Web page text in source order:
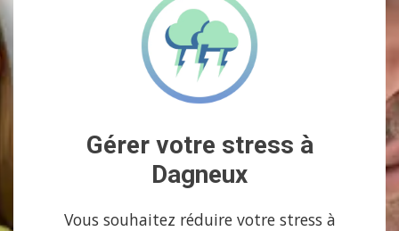
Gérer votre stress à
Dagneux
Vous souhaitez réduire votre stress à